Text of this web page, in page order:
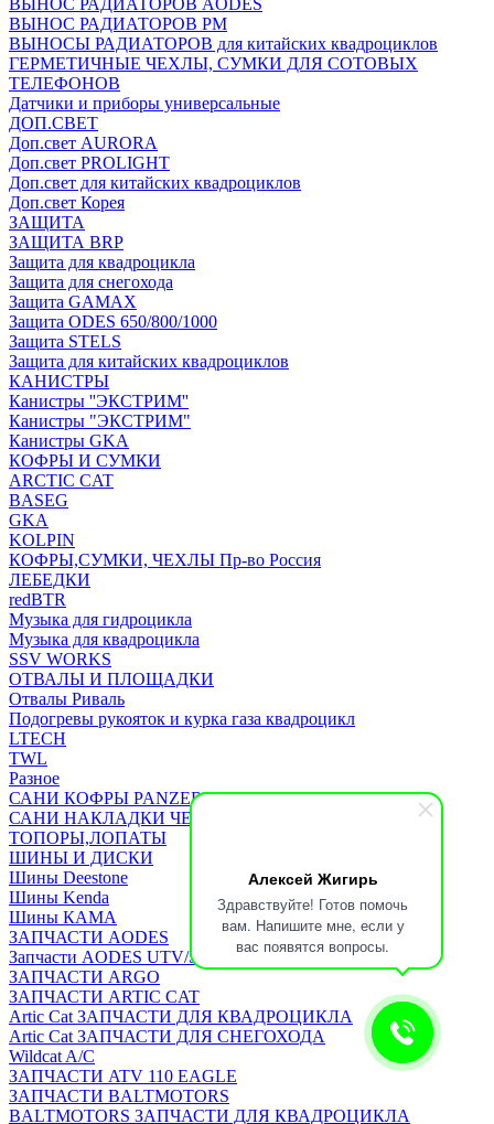
Алексей Жигирь
Здравствуйте! Готов помочь
вам. Напишите мне, если у
вас появятся вопросы.
ВЫНОС РАДИАТОРОВ AODES
ВЫНОС РАДИАТОРОВ РМ
ВЫНОСЫ РАДИАТОРОВ для китайских квадроциклов
ГЕРМЕТИЧНЫЕ ЧЕХЛЫ, СУМКИ ДЛЯ СОТОВЫХ
ТЕЛЕФОНОВ
Датчики и приборы универсальные
ДОП.СВЕТ
Доп.свет AURORA
Доп.свет PROLIGHT
Доп.свет для китайских квадроциклов
Доп.свет Корея
ЗАЩИТА
ЗАЩИТА BRP
Защита для квадроцикла
Защита для снегохода
Защита GAMAX
Защита ODES 650/800/1000
Защита STELS
Защита для китайских квадроциклов
КАНИСТРЫ
Канистры ''ЭКСТРИМ''
Канистры "ЭКСТРИМ"
Канистры GKA
КОФРЫ И СУМКИ
ARCTIC CAT
BASEG
GKA
KOLPIN
КОФРЫ,СУМКИ, ЧЕХЛЫ Пр-во Россия
ЛЕБЕДКИ
redBTR
Музыка для гидроцикла
Музыка для квадроцикла
SSV WORKS
ОТВАЛЫ И ПЛОЩАДКИ
Отвалы Риваль
Подогревы рукояток и курка газа квадроцикл
LTECH
TWL
Разное
САНИ КОФРЫ PANZERBOX
САНИ НАКЛАДКИ ЧЕХЛЫ Бьюско
ТОПОРЫ,ЛОПАТЫ
ШИНЫ И ДИСКИ
Шины Deestone
Шины Kenda
Шины КАМА
ЗАПЧАСТИ AODES
Запчасти AODES UTV/SSV
ЗАПЧАСТИ ARGO
ЗАПЧАСТИ ARTIC CAT
Artic Cat ЗАПЧАСТИ ДЛЯ КВАДРОЦИКЛА
Artic Cat ЗАПЧАСТИ ДЛЯ СНЕГОХОДА
Wildcat A/C
ЗАПЧАСТИ ATV 110 EAGLE
ЗАПЧАСТИ BALTMOTORS
BALTMOTORS ЗАПЧАСТИ ДЛЯ КВАДРОЦИКЛА